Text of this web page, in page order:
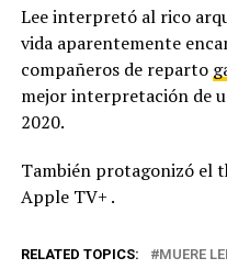
Lee interpretó al rico
vida aparentemente
compañeros de reparto
mejor interpretación de
2020.
También protagonizó el
Apple TV+ .
RELATED TOPICS: MUERE